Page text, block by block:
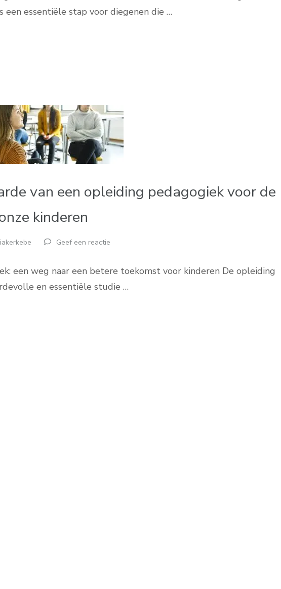
een essentiële stap voor diegenen die …
van een opleiding pedagogiek voor de
kinderen
Geef een reactie
een weg naar een betere toekomst voor kinderen De opleiding
en essentiële studie …